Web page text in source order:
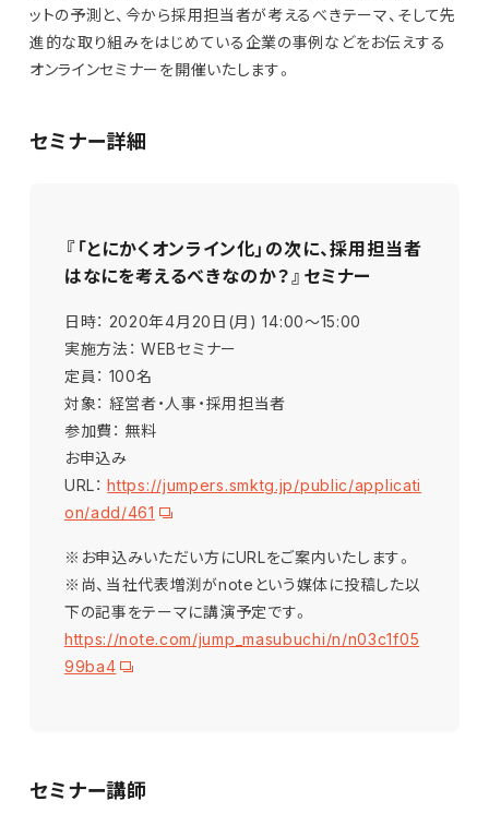
ットの予測と、今から採用担当者が考えるべきテーマ、そして先
進的な取り組みをはじめている企業の事例などをお伝えする
オンラインセミナーを開催いたします。
セミナー詳細
『「とにかくオンライン化」の次に、採用担当者
はなにを考えるべきなのか？』セミナー
日時： 2020年4月20日(月) 14:00～15:00
実施方法： WEBセミナー
定員： 100名
対象： 経営者・人事・採用担当者
参加費： 無料
お申込み
URL：https://jumpers.smktg.jp/public/applicati
on/add/461
※お申込みいただい方にURLをご案内いたします。
※尚、当社代表増渕がnoteという媒体に投稿した以
下の記事をテーマに講演予定です。
https://note.com/jump_masubuchi/n/n03c1f05
99ba4
セミナー講師